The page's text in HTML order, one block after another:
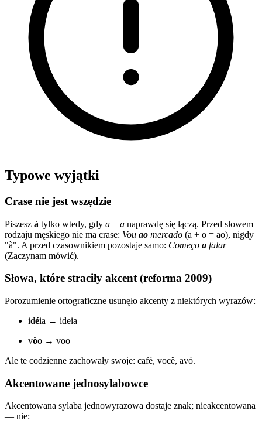
Typowe wyjątki
Crase nie jest wszędzie
Piszesz à tylko wtedy, gdy a + a naprawdę się łączą. Przed słowem
rodzaju męskiego nie ma crase: Vou ao mercado (a + o = ao), nigdy
"à". A przed czasownikiem pozostaje samo: Começo a falar
(Zaczynam mówić).
Słowa, które straciły akcent (reforma 2009)
Porozumienie ortograficzne usunęło akcenty z niektórych wyrazów:
idéia → ideia
vôo → voo
Ale te codzienne zachowały swoje: café, você, avó.
Akcentowane jednosylabowce
Akcentowana sylaba jednowyrazowa dostaje znak; nieakcentowana
— nie: